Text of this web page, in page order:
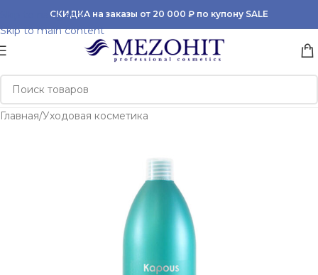
Skip to navigation
Skip to main content
СКИДКА на заказы от 20 000 ₽ по купону SALE
Главная/Уходовая косметика